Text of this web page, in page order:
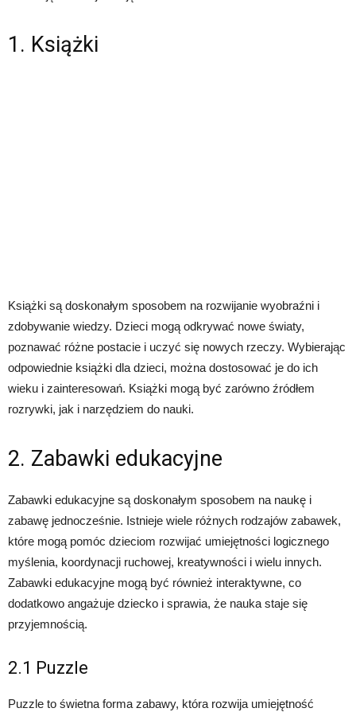
1. Książki
Książki są doskonałym sposobem na rozwijanie wyobraźni i
zdobywanie wiedzy. Dzieci mogą odkrywać nowe światy,
poznawać różne postacie i uczyć się nowych rzeczy. Wybierając
odpowiednie książki dla dzieci, można dostosować je do ich
wieku i zainteresowań. Książki mogą być zarówno źródłem
rozrywki, jak i narzędziem do nauki.
2. Zabawki edukacyjne
Zabawki edukacyjne są doskonałym sposobem na naukę i
zabawę jednocześnie. Istnieje wiele różnych rodzajów zabawek,
które mogą pomóc dzieciom rozwijać umiejętności logicznego
myślenia, koordynacji ruchowej, kreatywności i wielu innych.
Zabawki edukacyjne mogą być również interaktywne, co
dodatkowo angażuje dziecko i sprawia, że nauka staje się
przyjemnością.
2.1 Puzzle
Puzzle to świetna forma zabawy, która rozwija umiejętność